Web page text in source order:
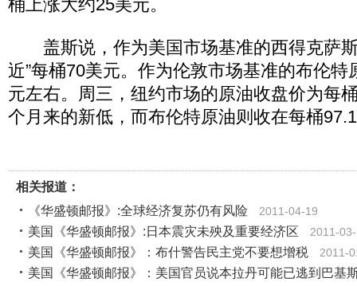
桶上涨大约25美元。
盖斯说，作为美国市场基准的西得克萨斯
近”每桶70美元。作为伦敦市场基准的布伦特
元左右。周三，纽约市场的原油收盘价为每
个月来的新低，而布伦特原油则收在每桶
相关报道：
《华盛顿邮报》:全球经济复苏仍有风险
2011-04-19
美国《华盛顿邮报》:日本震灾未殃及重要经济区 2011-
美国《华盛顿邮报》：布什警告民主党不要想增税 2011-
美国《华盛顿邮报》：美国官员说本拉丹可能已逃到巴基